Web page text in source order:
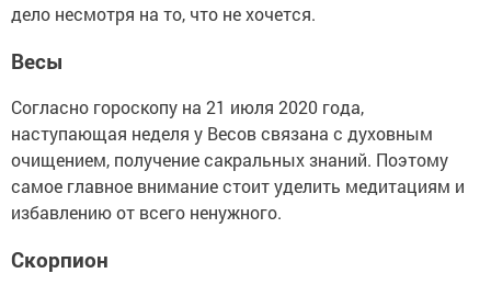
дело несмотря на то, что не хочется.
Весы
Согласно гороскопу на 21 июля 2020 года,
наступающая неделя у Весов связана с духовным
очищением, получение сакральных знаний. Поэтому
самое главное внимание стоит уделить медитациям и
избавлению от всего ненужного.
Скорпион